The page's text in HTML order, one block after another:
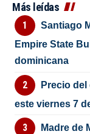
Más leídas
Santiago
Empire State
dominicana
Precio
este viernes 7
Madre de